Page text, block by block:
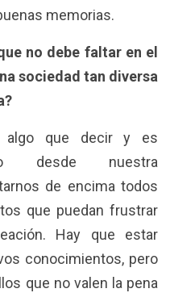
memorias.
no debe faltar en el
sociedad tan diversa
algo que decir y es
desde nuestra
de encima todos
que puedan frustrar
Hay que estar
conocimientos, pero
que no valen la pena